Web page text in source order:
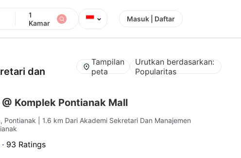
1
Kamar
⌄ Masuk | Daftar
dan
Tampilan
peta
Urutkan berdasarkan:
Popularitas
Komplek Pontianak Mall
Pontianak
| 1.6 km Dari Akademi Sekretari Dan Manajemen
93 Ratings